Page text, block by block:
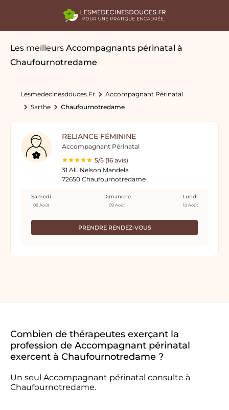
Les meilleurs Accompagnants périnatal à
Chaufournotredame
Lesmedecinesdouces.fr
Accompagnant Périnatal
Sarthe
Chaufournotredame
RELIANCE FÉMININE
Accompagnant Périnatal
5/5 (16 avis)
31 All. Nelson Mandela
72650 Chaufournotredame
PRENDRE RENDEZ-VOUS
Samedi
08 Août
Dimanche
09 Août
Lundi
10 Août
Combien de thérapeutes exerçant la
profession de Accompagnant périnatal
exercent à Chaufournotredame ?
Un seul Accompagnant périnatal consulte à
Chaufournotredame.